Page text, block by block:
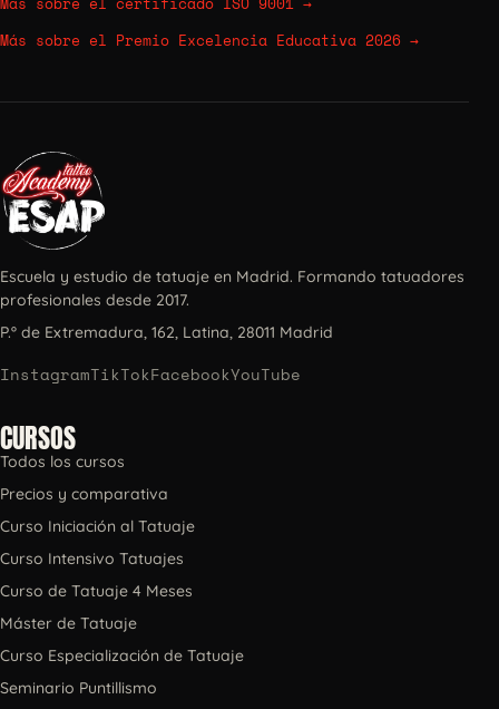
Más sobre el Premio Excelencia Educativa 2026 →
Escuela y estudio de tatuaje en Madrid. Formando tatuadores
profesionales desde 2017.
P.º de Extremadura, 162, Latina, 28011 Madrid
InstagramTikTokFacebookYouTube
CURSOS
Todos los cursos
Precios y comparativa
Curso Iniciación al Tatuaje
Curso Intensivo Tatuajes
Curso de Tatuaje 4 Meses
Máster de Tatuaje
Curso Especialización de Tatuaje
Seminario Puntillismo